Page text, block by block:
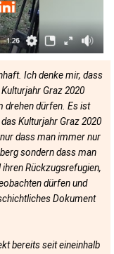
Ich denke mir, dass
Graz 2020
drehen dürfen. Es ist
Kulturjahr Graz 2020
dass man immer nur
sondern dass man
Rückzugsrefugien,
dürfen und
Dokument
bereits seit eineinhalb